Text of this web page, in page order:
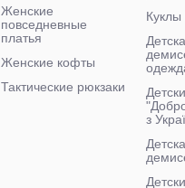
Женские
повседневные
платья
Женские кофты
Тактические рюкзаки
Куклы
з